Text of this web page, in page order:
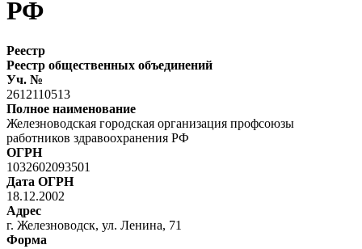
РФ
Реестр
Реестр общественных объединений
Уч. №
2612110513
Полное наименование
Железноводская городская организация профсоюзы
работников здравоохранения РФ
ОГРН
1032602093501
Дата ОГРН
18.12.2002
Адрес
г. Железноводск, ул. Ленина, 71
Форма